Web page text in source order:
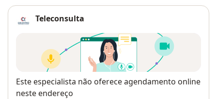
Teleconsulta
Disponibilidade
Este especialista não oferece agendamento online
neste endereço